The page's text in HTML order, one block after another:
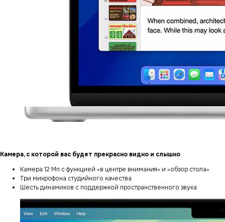
Камера, с которой вас будет прекрасно видно и слышно
Камера 12 Мп с функцией «в центре внимания» и «обзор стола»
Три микрофона студийного качества
Шесть динамиков с поддержкой пространственного звука